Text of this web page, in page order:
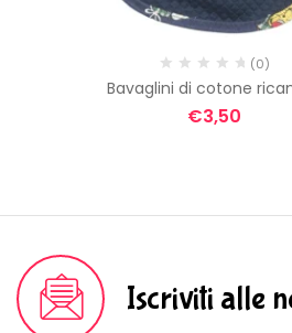
(0)
Bavaglini di cotone
€3,50
Iscriviti alle